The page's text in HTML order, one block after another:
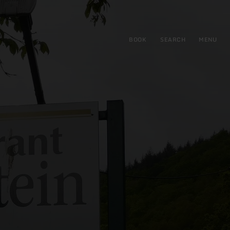
BOOK SEARCH MENU